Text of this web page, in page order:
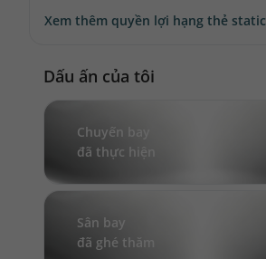
Xem thêm quyền lợi hạng thẻ static
Dấu ấn của tôi
Chuyến bay
đã thực hiện
Sân bay
đã ghé thăm